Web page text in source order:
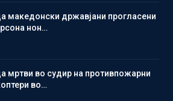
македонски државјани прогласени
нон…
мртви во судир на противпожарни
во…